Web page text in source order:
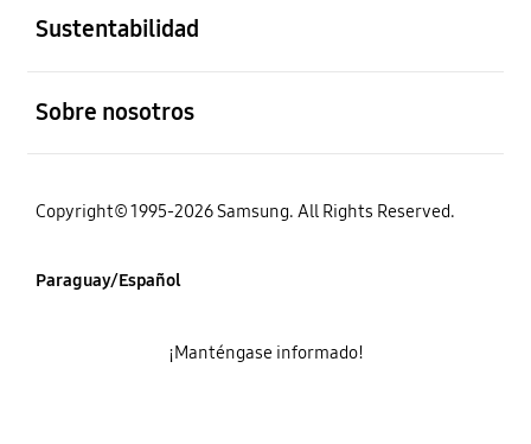
Sustentabilidad
Sobre nosotros
Copyright© 1995-2026 Samsung. All Rights Reserved.
Paraguay/Español
¡Manténgase informado!